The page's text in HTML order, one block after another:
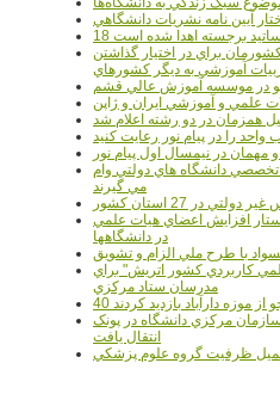
آيين نامه نشريات دانشگاهي
برجسته اهدا شده است
براي در اختيار گذاشتن
آموزشي به ديگر کشورهاي
در موسسه آموزش عالي قشم
علمي و آموزشي ايران و ژاپن
همزمان در دو رشته اعلام شد
را در پیام نور رعایت کنید
مهمان در نیمسال اول پیام نور
تخصصي دانشگاه هاي دولتي وام
مي گيرند
در 27 استان کشور
افزايش اعضاي هيات علمي
در دانشگاهها
با طرح ملي الزام و تشويق
كاربردي كشور اتريش" براي
مدرسان ستاد مرکزي
از موزه دارآباد بازديد کردند
مرکزي دانشگاه در پونک
انتقال يافت
ظرفيت گروه علوم پزشکي